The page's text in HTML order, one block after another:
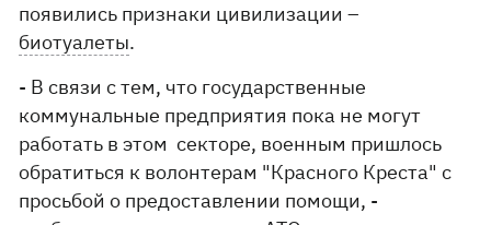
появились признаки цивилизации –
биотуалеты.
- В связи с тем, что государственные
коммунальные предприятия пока не могут
работать в этом секторе, военным пришлось
обратиться к волонтерам "Красного Креста" с
просьбой о предоставлении помощи, -